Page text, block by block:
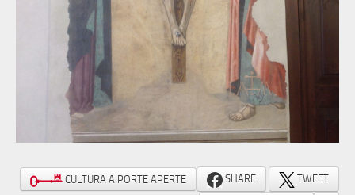
CULTURA A PORTE APERTE SHARE
TWEET